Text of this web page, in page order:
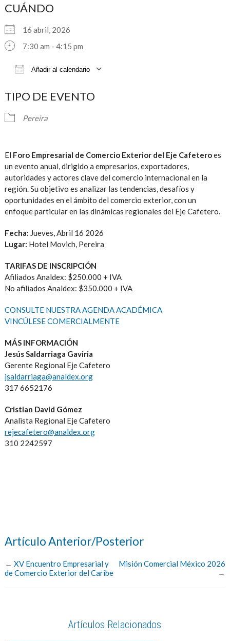
CUÁNDO
16 abril, 2026
7:30 am - 4:15 pm
Añadir al calendario
TIPO DE EVENTO
Pereira
El Foro Empresarial de Comercio Exterior del Eje Cafeteroes
un evento anual, dirigido a empresarios, exportadores,
autoridades y actores clave del comercio internacional en la
región.Su objetivo es analizar las tendencias, desafíos y
oportunidades en el ámbito del comercio exterior, con un
enfoque particular en las dinámicas regionales del Eje Cafetero.
Fecha: Jueves, Abril 16 2026
Lugar: Hotel Movich, Pereira
TARIFAS DE INSCRIPCIÓN
Afiliados Analdex: $250.000 + IVA
No afiliados Analdex: $350.000 + IVA
CONSULTE NUESTRA AGENDA ACADÉMICA
VINCÚLESE COMERCIALMENTE
MÁS INFORMACIÓN
JesúsSaldarriaga Gaviria
Gerente Regional Eje Cafetero
jsaldarriaga@analdex.org
317 6652176
Cristian David Gómez
Analista Regional Eje Cafetero
rejecafetero@analdex.org
310 2242597
Artículo Anterior/Posterior
← XV Encuentro Empresarial y
de Comercio Exterior del Caribe
Misión Comercial México 2026
→
Artículos Relacionados